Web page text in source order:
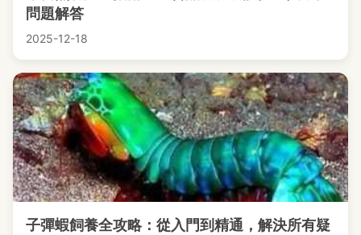
問題解答
2025-12-18
子彈蝦飼養全攻略：從入門到精通，解決所有疑